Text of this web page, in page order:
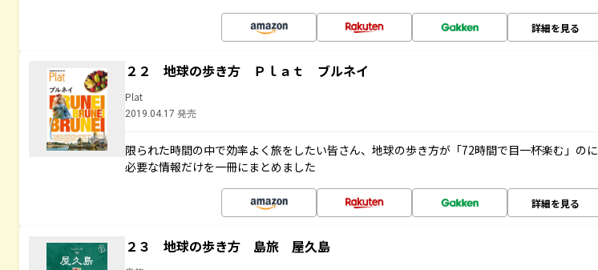
詳細を見る
２２ 地球の歩き方 Ｐｌａｔ ブルネイ
Plat
2019.04.17 発売
限られた時間の中で効率よく旅をしたい皆さん、地球の歩き方が「72時間で目一杯楽む」のに
必要な情報だけを一冊にまとめました
詳細を見る
２３ 地球の歩き方 島旅 屋久島